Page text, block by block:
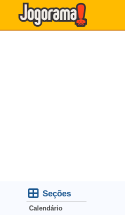
Seções
Calendário